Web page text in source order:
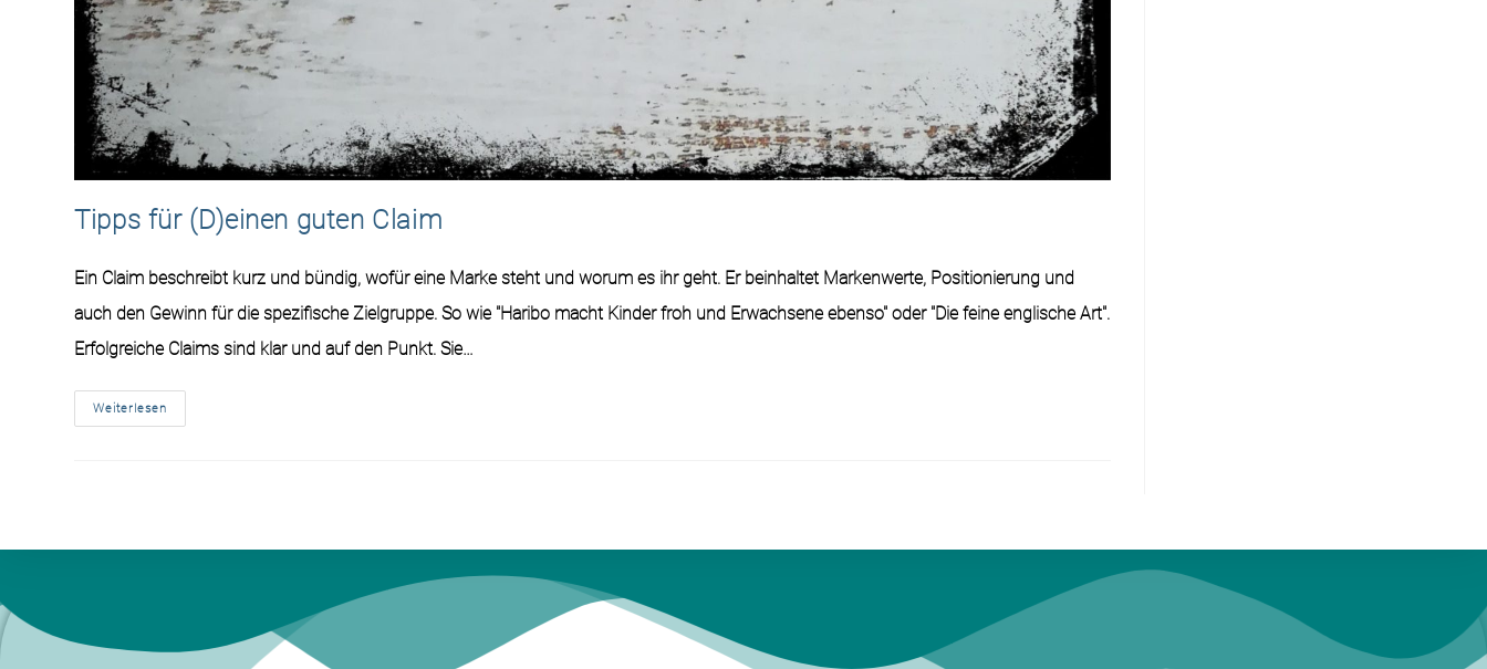
Tipps für (D)einen guten Claim
Ein Claim beschreibt kurz und bündig, wofür eine Marke steht und worum es ihr geht. Er beinhaltet Markenwerte, Positionierung und
auch den Gewinn für die spezifische Zielgruppe. So wie "Haribo macht Kinder froh und Erwachsene ebenso" oder "Die feine englische Art".
Erfolgreiche Claims sind klar und auf den Punkt. Sie…
Weiterlesen